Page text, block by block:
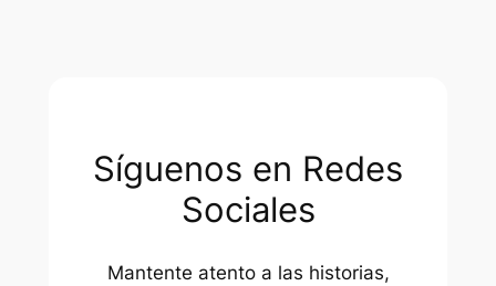
Síguenos en Redes
Sociales
Mantente atento a las historias,